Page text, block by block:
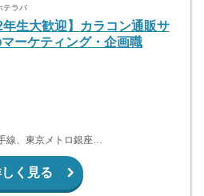
テラバ
年生大歓迎】カラコン通販サ
ーケティング・企画職
渋谷駅より徒歩5分（JR山手線、東京メトロ銀座・半蔵門・副都心線）
く見る